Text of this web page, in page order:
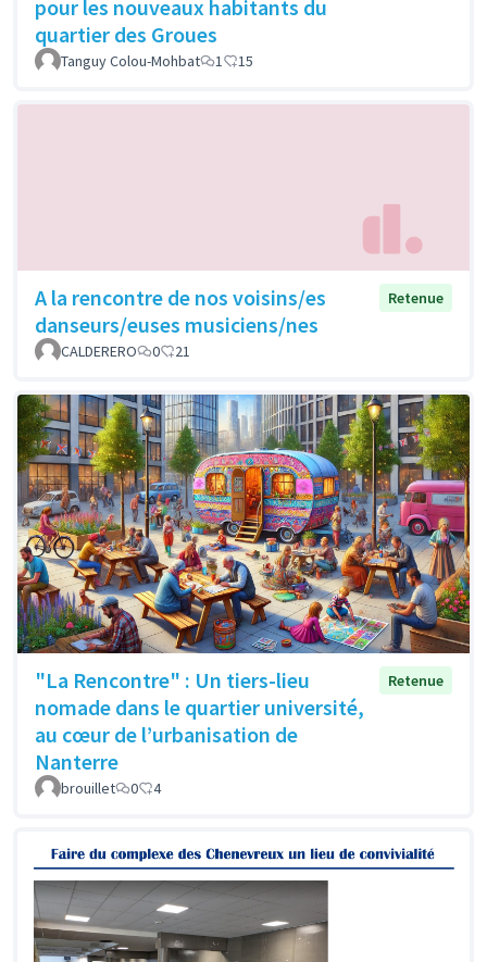
pour les nouveaux habitants du
quartier des Groues
Tanguy Colou-Mohbat 1 15
A la rencontre de nos voisins/es
danseurs/euses musiciens/nes
Retenue
CALDERERO 0 21
"La Rencontre" : Un tiers-lieu
nomade dans le quartier université,
au cœur de l’urbanisation de
Nanterre
Retenue
brouillet 0 4